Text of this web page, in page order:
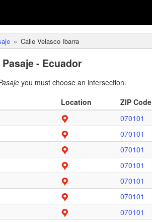
Calle Velasco Ibarra
- Ecuador
you must choose an intersection.
Location ZIP Code
070101
070101
070101
070101
070101
070101
070101